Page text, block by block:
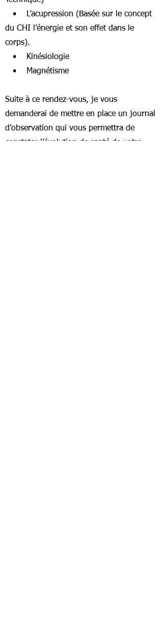
• L’acupression (Basée sur le concept
du CHI l’énergie et son effet dans le
corps).
• Kinésiologie
• Magnétisme
Suite à ce rendez-vous, je vous
demanderai de mettre en place un journal
d’observation qui vous permettra de
constater l’évolution de santé de votre